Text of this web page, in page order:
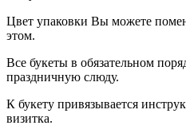
Цвет упаковки Вы можете
этом.
Все букеты в обязательном
праздничную слюду.
К букету привязывается
визитка.